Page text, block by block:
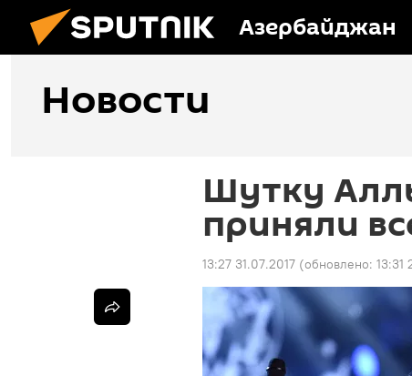
Азербайджан
Новости
Шутку
приняли
13:27 31.07.2017 (обновлено: 13:31